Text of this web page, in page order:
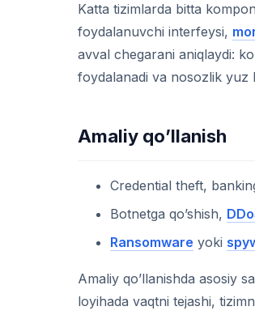
Katta tizimlarda bitta
foydalanuvchi interfeysi,
avval chegarani aniqlaydi:
foydalanadi va nosozlik yuz
Amaliy qo’llanish
Credential theft,
Botnetga qo’shish,
Ransomware yoki
Amaliy qo’llanishda asosiy
loyihada vaqtni tejashi,